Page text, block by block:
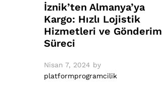
İznik’ten Almanya’ya
Kargo: Hızlı Lojistik
Hizmetleri ve Gönderim
Süreci
Nisan 7, 2024 by
platformprogramcilik